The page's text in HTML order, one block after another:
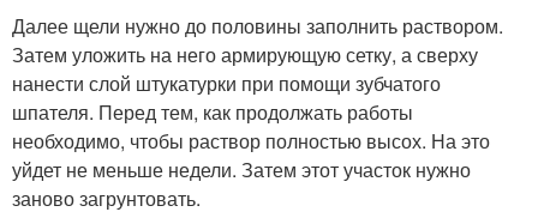
Далее щели нужно до половины заполнить раствором.
Затем уложить на него армирующую сетку, а сверху
нанести слой штукатурки при помощи зубчатого
шпателя. Перед тем, как продолжать работы
необходимо, чтобы раствор полностью высох. На это
уйдет не меньше недели. Затем этот участок нужно
заново загрунтовать.